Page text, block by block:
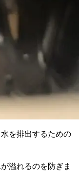
を排出するための
溢れるのを防ぎま